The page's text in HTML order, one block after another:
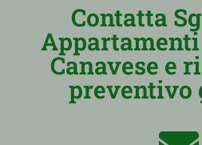
Contatta
Appartamenti
Canavese e
preventivo